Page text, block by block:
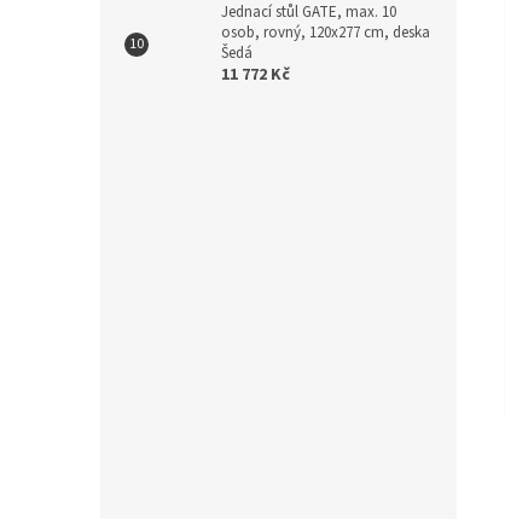
Jednací stůl GATE, max. 10
osob, rovný, 120x277 cm, deska
Šedá
11 772 Kč